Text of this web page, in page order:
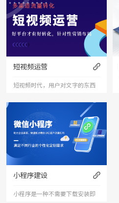
短视频运营
短视频时代，用户对文字的东西
已经审美疲劳，短视频能够更加
直接的将产品、服务展现出来，
是相对文字和图片更加直接和的
表达形式。
小程序建设
小程序是一种不需要下载安装即